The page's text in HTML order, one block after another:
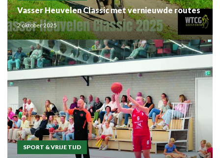
Vasser Heuvelen Classic met vernieuwde routes
2 oktober 2025
SPORT & VRIJE TIJD